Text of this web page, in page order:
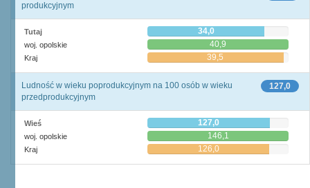
produkcyjnym
Tutaj 34,0
woj. opolskie 40,9
Kraj 39,5
127,0
Ludność w wieku poprodukcyjnym na 100 osób w wieku
przedprodukcyjnym
Wieś 127,0
woj. opolskie 146,1
Kraj 126,0